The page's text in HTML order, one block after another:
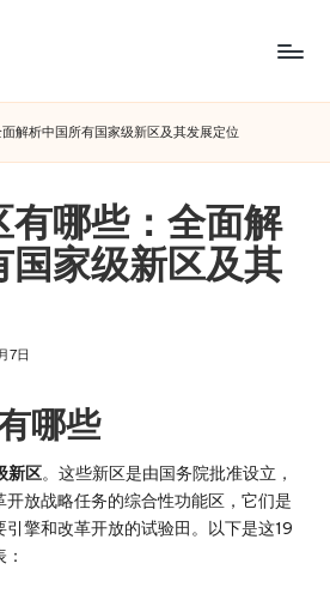
解析中国所有国家级新区及其发展定位
有哪些：全面解
国家级新区及其
7日
哪些
新区。这些新区是由国务院批准设立，
放战略任务的综合性功能区，它们是
擎和改革开放的试验田。以下是这19